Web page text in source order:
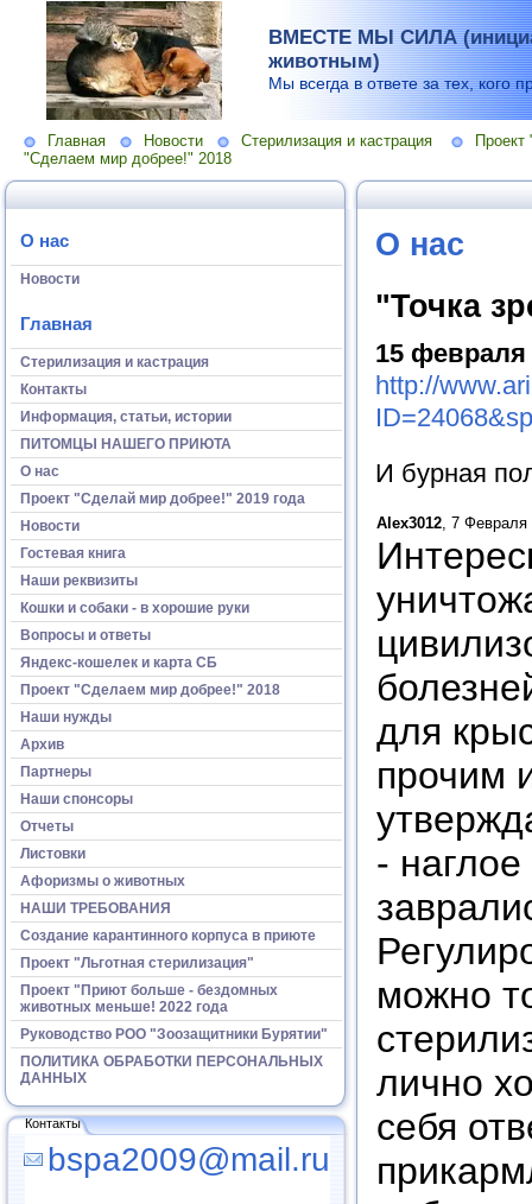
ВМЕСТЕ МЫ СИЛА
животным)
Мы всегда в ответе за тех, кого
Главная Новости Стерилизация и кастрация
"Сделаем мир добрее!" 2018
О нас
Новости
Главная
Стерилизация и кастрация
Контакты
Информация, статьи, истории
ПИТОМЦЫ НАШЕГО ПРИЮТА
О нас
Проект "Сделай мир добрее!" 2019 года
Новости
Гостевая книга
Наши реквизиты
Кошки и собаки - в хорошие руки
Вопросы и ответы
Яндекс-кошелек и карта СБ
Проект "Сделаем мир добрее!" 2018
Наши нужды
Архив
Партнеры
Наши спонсоры
Отчеты
Листовки
Афоризмы о животных
НАШИ ТРЕБОВАНИЯ
Создание карантинного корпуса в приюте
Проект "Льготная стерилизация"
Проект "Приют больше - бездомных
животных меньше! 2022 года
Руководство РОО "Зоозащитники Бурятии"
ПОЛИТИКА ОБРАБОТКИ ПЕРСОНАЛЬНЫХ
ДАННЫХ
Контакты
bspa2009@mail.ru
О нас
"Точка
15 февраля
http://
И бурная
Alex3012 , 7
для
прочим
-
можно
лично
себя